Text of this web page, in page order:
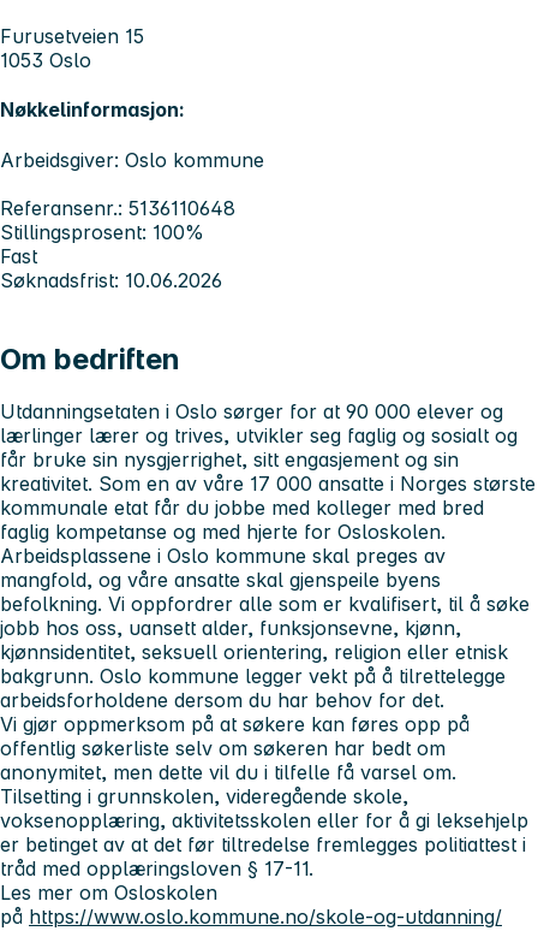
Furusetveien 15
1053 Oslo
Nøkkelinformasjon:
Arbeidsgiver: Oslo kommune
Referansenr.: 5136110648
Stillingsprosent: 100%
Fast
Søknadsfrist: 10.06.2026
Om bedriften
Utdanningsetaten i Oslo sørger for at 90 000 elever og
lærlinger lærer og trives, utvikler seg faglig og sosialt og
får bruke sin nysgjerrighet, sitt engasjement og sin
kreativitet. Som en av våre 17 000 ansatte i Norges største
kommunale etat får du jobbe med kolleger med bred
faglig kompetanse og med hjerte for Osloskolen.
Arbeidsplassene i Oslo kommune skal preges av
mangfold, og våre ansatte skal gjenspeile byens
befolkning. Vi oppfordrer alle som er kvalifisert, til å søke
jobb hos oss, uansett alder, funksjonsevne, kjønn,
kjønnsidentitet, seksuell orientering, religion eller etnisk
bakgrunn. Oslo kommune legger vekt på å tilrettelegge
arbeidsforholdene dersom du har behov for det.
Vi gjør oppmerksom på at søkere kan føres opp på
offentlig søkerliste selv om søkeren har bedt om
anonymitet, men dette vil du i tilfelle få varsel om.
Tilsetting i grunnskolen, videregående skole,
voksenopplæring, aktivitetsskolen eller for å gi leksehjelp
er betinget av at det før tiltredelse fremlegges politiattest i
tråd med opplæringsloven § 17-11.
Les mer om Osloskolen
på https://www.oslo.kommune.no/skole-og-utdanning/